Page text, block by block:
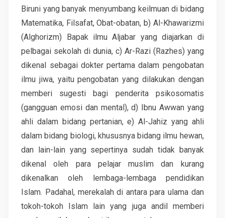
Biruni yang banyak menyumbang keilmuan di bidang
Matematika, Filsafat, Obat-obatan, b) Al-Khawarizmi
(Alghorizm) Bapak ilmu Aljabar yang diajarkan di
pelbagai sekolah di dunia, c) Ar-Razi (Razhes) yang
dikenal sebagai dokter pertama dalam pengobatan
ilmu jiwa, yaitu pengobatan yang dilakukan dengan
memberi sugesti bagi penderita psikosomatis
(gangguan emosi dan mental), d) Ibnu Awwan yang
ahli dalam bidang pertanian, e) Al-Jahiz yang ahli
dalam bidang biologi, khususnya bidang ilmu hewan,
dan lain-lain yang sepertinya sudah tidak banyak
dikenal oleh para pelajar muslim dan kurang
dikenalkan oleh lembaga-lembaga pendidikan
Islam. Padahal, merekalah di antara para ulama dan
tokoh-tokoh Islam lain yang juga andil memberi